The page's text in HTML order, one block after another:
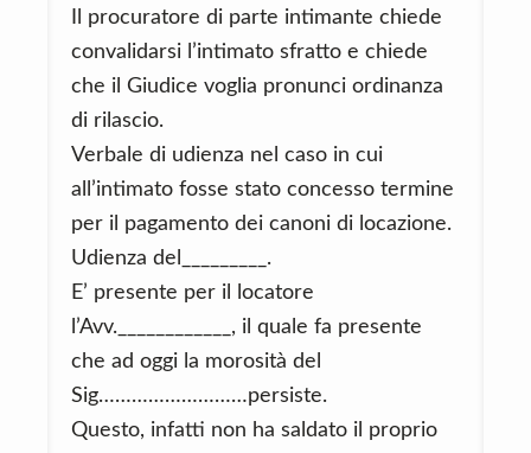
Il procuratore di parte intimante chiede
convalidarsi l’intimato sfratto e chiede
che il Giudice voglia pronunci ordinanza
di rilascio.
Verbale di udienza nel caso in cui
all’intimato fosse stato concesso termine
per il pagamento dei canoni di locazione.
Udienza del_________.
E’ presente per il locatore
l’Avv.____________, il quale fa presente
che ad oggi la morosità del
Sig………………………persiste.
Questo, infatti non ha saldato il proprio